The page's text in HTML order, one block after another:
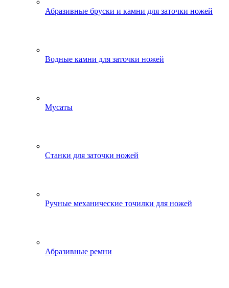
Абразивные бруски и камни для заточки ножей
Водные камни для заточки ножей
Мусаты
Станки для заточки ножей
Ручные механические точилки для ножей
Абразивные ремни